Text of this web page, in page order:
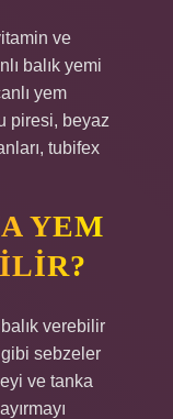
ve
balık yemi
yem
piresi, beyaz
tubifex
YEM
verebilir
sebzeler
ve tanka